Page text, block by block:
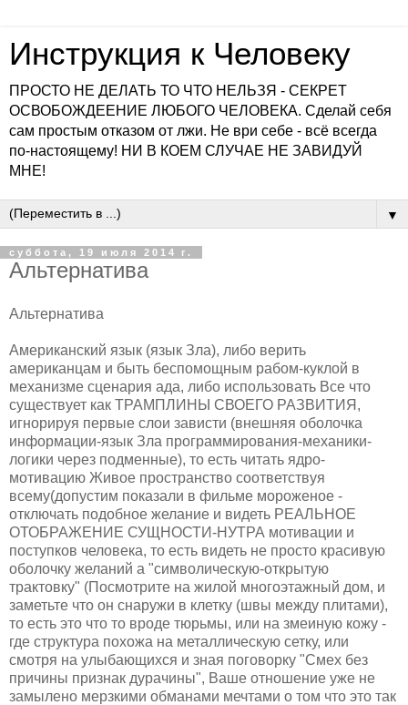
Инструкция к Человеку
ПРОСТО НЕ ДЕЛАТЬ ТО ЧТО НЕЛЬЗЯ - СЕКРЕТ
ОСВОБОЖДЕЕНИЕ ЛЮБОГО ЧЕЛОВЕКА. Сделай себя
сам простым отказом от лжи. Не ври себе - всё всегда
по-настоящему! НИ В КОЕМ СЛУЧАЕ НЕ ЗАВИДУЙ
МНЕ!
▼
суббота, 19 июля 2014 г.
Альтернатива
Альтернатива
Американский язык (язык Зла), либо верить
американцам и быть беспомощным рабом-куклой в
механизме сценария ада, либо использовать Все что
существует как ТРАМПЛИНЫ СВОЕГО РАЗВИТИЯ,
игнорируя первые слои зависти (внешняя оболочка
информации-язык Зла программирования-механики-
логики через подменные), то есть читать ядро-
мотивацию Живое пространство соответствуя
всему(допустим показали в фильме мороженое -
отключать подобное желание и видеть РЕАЛЬНОЕ
ОТОБРАЖЕНИЕ СУЩНОСТИ-НУТРА мотивации и
поступков человека, то есть видеть не просто красивую
оболочку желаний а "символическую-открытую
трактовку" (Посмотрите на жилой многоэтажный дом, и
заметьте что он снаружи в клетку (швы между плитами),
то есть это что то вроде тюрьмы, или на змеиную кожу -
где структура похожа на металлическую сетку, или
смотря на улыбающихся и зная поговорку "Смех без
причины признак дурачины", Ваше отношение уже не
замылено мерзкими обманами мечтами о том что это так